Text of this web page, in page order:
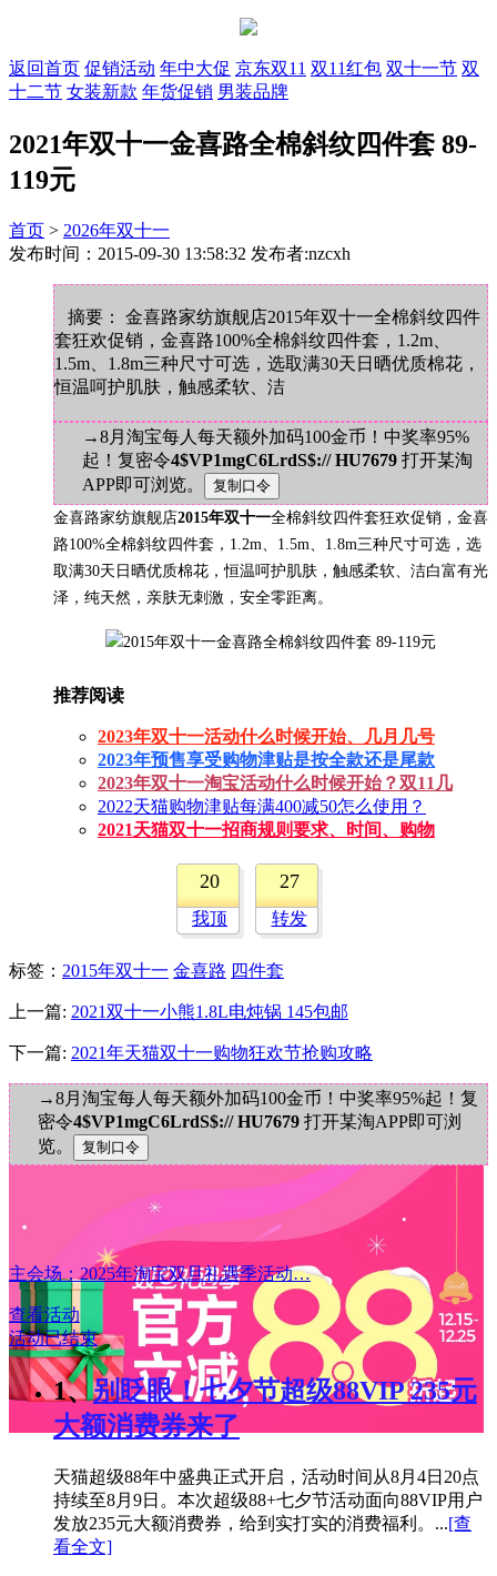
返回首页 促销活动 年中大促 京东双11 双11红包 双十一节 双
十二节 女装新款 年货促销 男装品牌
2021年双十一金喜路全棉斜纹四件套 89-
119元
首页 > 2026年双十一
发布时间：2015-09-30 13:58:32 发布者:nzcxh
摘要： 金喜路家纺旗舰店2015年双十一全棉斜纹四件
套狂欢促销，金喜路100%全棉斜纹四件套，1.2m、
1.5m、1.8m三种尺寸可选，选取满30天日晒优质棉花，
恒温呵护肌肤，触感柔软、洁
→8月淘宝每人每天额外加码100金币！中奖率95%
起！复密令4$VP1mgC6LrdS$:// HU7679 打开某淘
APP即可浏览。
金喜路家纺旗舰店2015年双十一全棉斜纹四件套狂欢促销，金喜
路100%全棉斜纹四件套，1.2m、1.5m、1.8m三种尺寸可选，选
取满30天日晒优质棉花，恒温呵护肌肤，触感柔软、洁白富有光
泽，纯天然，亲肤无刺激，安全零距离。
推荐阅读
2023年双十一活动什么时候开始、几月几号
2023年预售享受购物津贴是按全款还是尾款
2023年双十一淘宝活动什么时候开始？双11几
2022天猫购物津贴每满400减50怎么使用？
2021天猫双十一招商规则要求、时间、购物
20
我顶
27
转发
标签 ： 2015年双十一 金喜路 四件套
上一篇: 2021双十一小熊1.8L电炖锅 145包邮
下一篇: 2021年天猫双十一购物狂欢节抢购攻略
→8月淘宝每人每天额外加码100金币！中奖率95%起！复
密令4$VP1mgC6LrdS$:// HU7679 打开某淘APP即可浏
览。
主会场：2025年淘宝双旦礼遇季活动…
查看活动
活动已结束
1、 别眨眼！七夕节超级88VIP 235元
大额消费券来了
天猫超级88年中盛典正式开启，活动时间从8月4日20点
持续至8月9日。本次超级88+七夕节活动面向88VIP用户
发放235元大额消费券，给到实打实的消费福利。...[查
看全文]